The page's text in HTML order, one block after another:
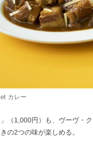
カレー
（1,000円）も、ヴーヴ・
の2つの味が楽しめる。